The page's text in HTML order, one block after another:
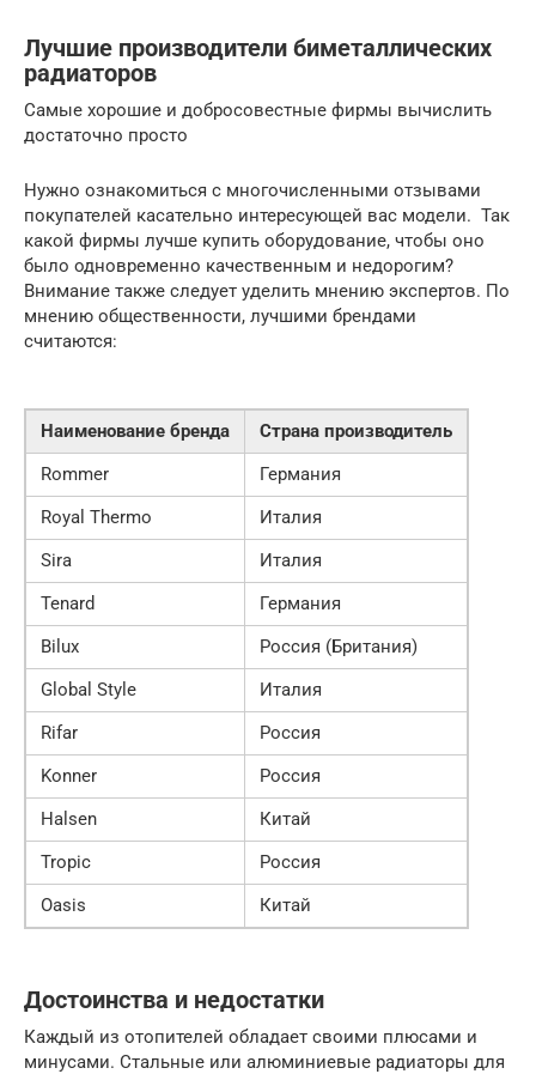
Лучшие производители биметаллических
радиаторов
Самые хорошие и добросовестные фирмы вычислить
достаточно просто
Нужно ознакомиться с многочисленными отзывами
покупателей касательно интересующей вас модели. Так
какой фирмы лучше купить оборудование, чтобы оно
было одновременно качественным и недорогим?
Внимание также следует уделить мнению экспертов. По
мнению общественности, лучшими брендами
считаются:
Наименование бренда
Страна производитель
Rommer
Германия
Royal Thermo
Италия
Sira
Италия
Tenard
Германия
Bilux
Россия (Британия)
Global Style
Италия
Rifar
Россия
Konner
Россия
Halsen
Китай
Tropic
Россия
Oasis
Китай
Достоинства и недостатки
Каждый из отопителей обладает своими плюсами и
минусами. Стальные или алюминиевые радиаторы для